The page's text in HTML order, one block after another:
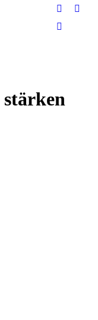
Facebook
page
X
Dribbble
window